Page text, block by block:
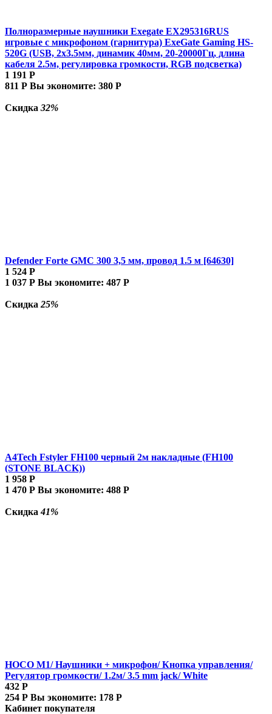
Полноразмерные наушники Exegate EX295316RUS
игровые с микрофоном (гарнитура) ExeGate Gaming HS-
520G (USB, 2x3.5мм, динамик 40мм, 20-20000Гц, длина
кабеля 2.5м, регулировка громкости, RGB подсветка)
1 191 Р
811 Р Вы экономите: 380 Р
Скидка 32%
Defender Forte GMC 300 3,5 мм, провод 1.5 м [64630]
1 524 Р
1 037 Р Вы экономите: 487 Р
Скидка 25%
A4Tech Fstyler FH100 черный 2м накладные (FH100
(STONE BLACK))
1 958 Р
1 470 Р Вы экономите: 488 Р
Скидка41%
HOCO M1/ Наушники + микрофон/ Кнопка управления/
Регулятор громкости/ 1.2м/ 3.5 mm jack/ White
432 Р
254 Р Вы экономите: 178 Р
Кабинет покупателя